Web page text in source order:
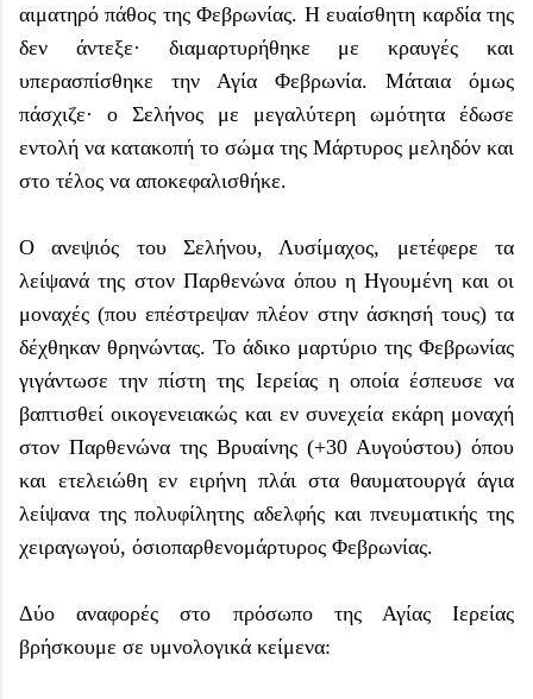
αιματηρό πάθος της Φεβρωνίας. Η ευαίσθητη καρδία της
δεν άντεξε· διαμαρτυρήθηκε με κραυγές και
υπερασπίσθηκε την Αγία Φεβρωνία. Μάταια όμως
πάσχιζε· ο Σελήνος με μεγαλύτερη ωμότητα έδωσε
εντολή να κατακοπή το σώμα της Μάρτυρος μεληδόν και
στο τέλος να αποκεφαλισθήκε.
Ο ανεψιός του Σελήνου, Λυσίμαχος, μετέφερε τα
λείψανά της στον Παρθενώνα όπου η Ηγουμένη και οι
μοναχές (που επέστρεψαν πλέον στην άσκησή τους) τα
δέχθηκαν θρηνώντας. Το άδικο μαρτύριο της Φεβρωνίας
γιγάντωσε την πίστη της Ιερείας η οποία έσπευσε να
βαπτισθεί οικογενειακώς και εν συνεχεία εκάρη μοναχή
στον Παρθενώνα της Βρυαίνης (+30 Αυγούστου) όπου
και ετελειώθη εν ειρήνη πλάι στα θαυματουργά άγια
λείψανα της πολυφίλητης αδελφής και πνευματικής της
χειραγωγού, όσιοπαρθενομάρτυρος Φεβρωνίας.
Δύο αναφορές στο πρόσωπο της Αγίας Ιερείας
βρήσκουμε σε υμνολογικά κείμενα: